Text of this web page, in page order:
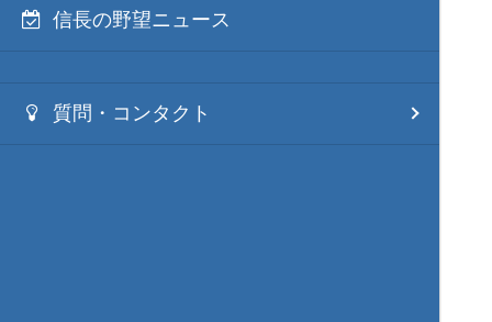
信長の野望ニュース
質問・コンタクト